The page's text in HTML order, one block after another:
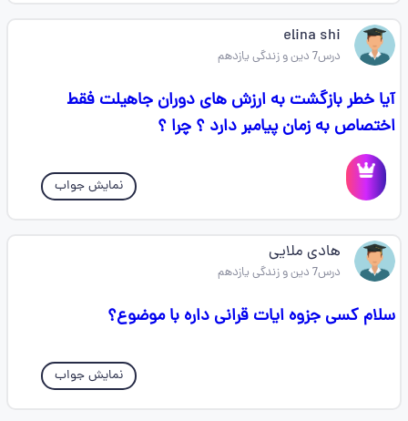
elina shi
درس7 دین و زندگی یازدهم
آیا خطر بازگشت به ارزش های دوران جاهیلت فقط
اختصاص به زمان پیامبر دارد ؟ چرا ؟
نمایش جواب
هادی ملایی
درس7 دین و زندگی یازدهم
سلام کسی جزوه ایات قرانی داره با موضوع؟
نمایش جواب